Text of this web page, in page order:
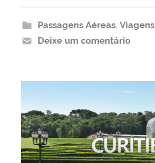
Passagens Aéreas, Viagens
Deixe um comentário